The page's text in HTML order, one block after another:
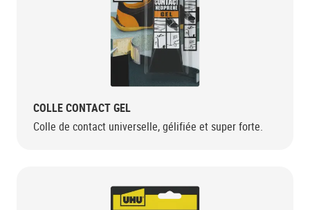
COLLE CONTACT GEL
Colle de contact universelle, gélifiée et super forte.